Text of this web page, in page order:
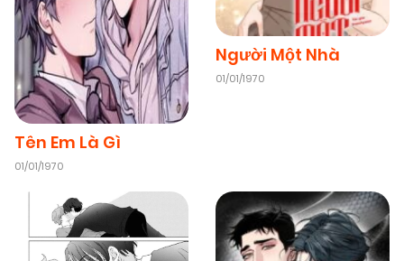
Tên Em Là Gì
01/01/1970
Người Một Nhà
01/01/1970